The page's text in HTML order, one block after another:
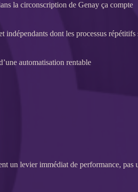
la circonscription de Genay ça compte
indépendants dont lesprocessus répétitifs
automatisation rentable
un levier immédiat de performance, pas